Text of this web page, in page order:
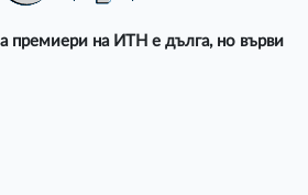
премиери на ИТН е дълга, но върви